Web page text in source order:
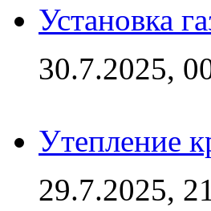
Установка
30.7.2025,
Утепление
29.7.2025,